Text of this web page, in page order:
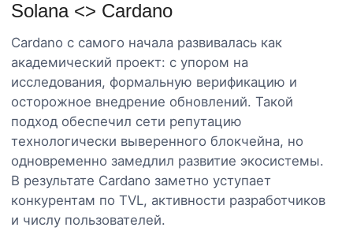
Solana <> Cardano
Cardano с самого начала развивалась как
академический проект: с упором на
исследования, формальную верификацию и
осторожное внедрение обновлений. Такой
подход обеспечил сети репутацию
технологически выверенного блокчейна, но
одновременно замедлил развитие экосистемы.
В результате Cardano заметно уступает
конкурентам по TVL, активности разработчиков
и числу пользователей.